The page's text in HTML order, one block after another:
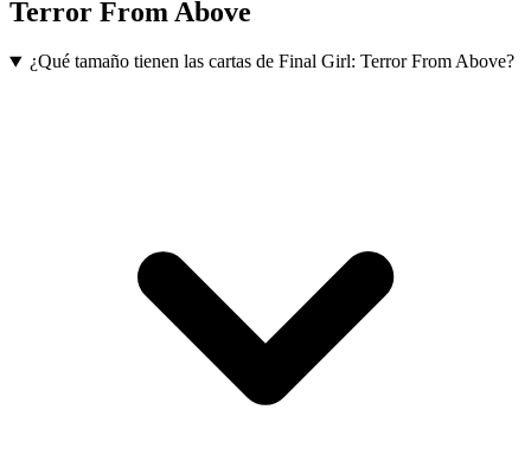
Terror From Above
¿Qué tamaño tienen las cartas de Final Girl: Terror From Above?